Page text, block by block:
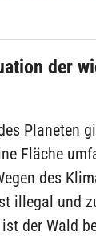
der
Planeten
Fläche
des
illegal und
der Wald